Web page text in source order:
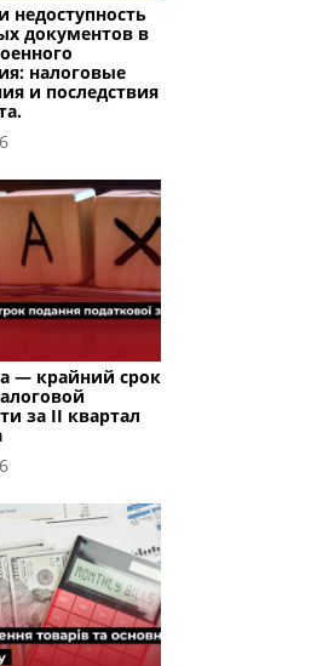
недоступность
документов в
налоговые
и последствия
— крайний срок
за II квартал